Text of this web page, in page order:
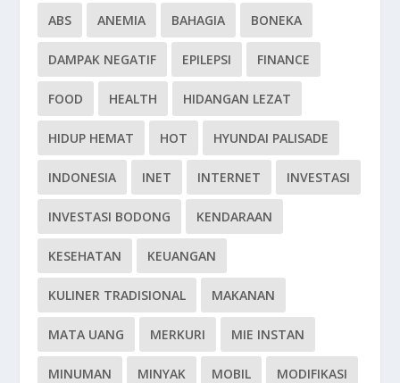
ABS ANEMIA BAHAGIA BONEKA
DAMPAK NEGATIF EPILEPSI FINANCE
FOOD HEALTH HIDANGAN LEZAT
HIDUP HEMAT HOT HYUNDAI PALISADE
INDONESIA INET INTERNET INVESTASI
INVESTASI BODONG KENDARAAN
KESEHATAN KEUANGAN
KULINER TRADISIONAL MAKANAN
MATA UANG MERKURI MIE INSTAN
MINUMAN MINYAK MOBIL MODIFIKASI